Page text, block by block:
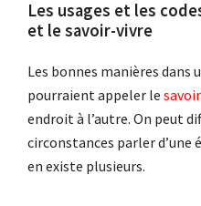
Les usages et les
et le savoir-vivre
Les bonnes manières dans
pourraient appeler le
endroit à l’autre. On peut
circonstances parler d’une
en existe plusieurs.